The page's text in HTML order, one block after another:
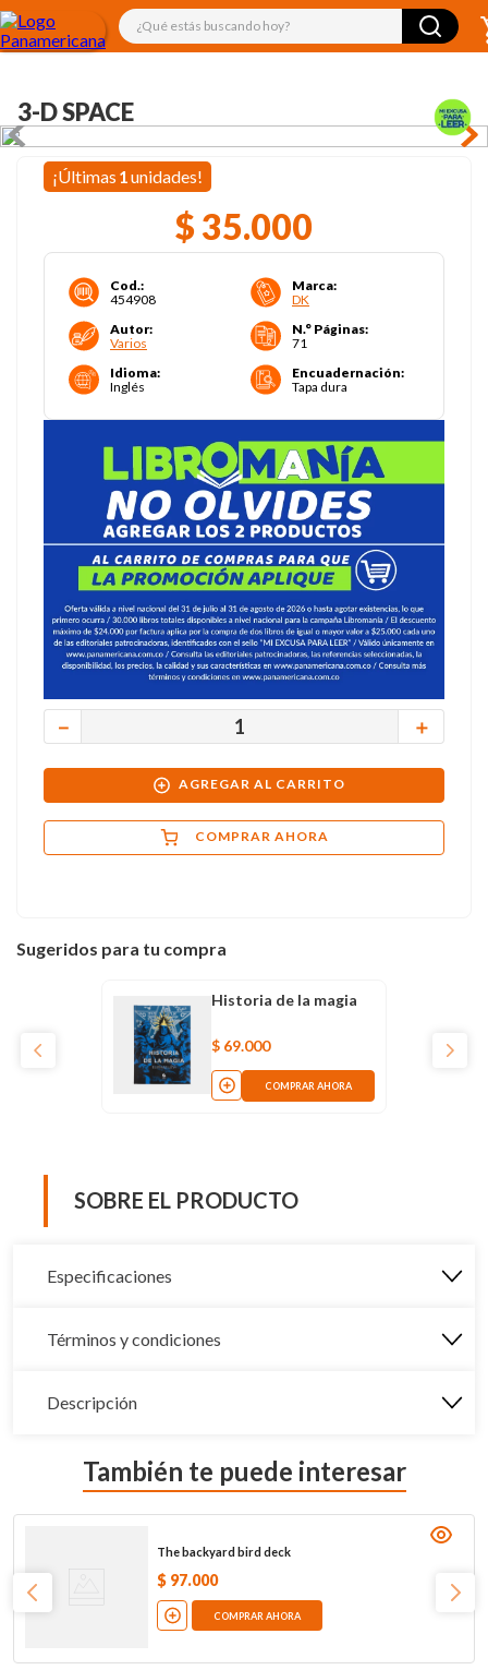
¿Qué estás buscando hoy?
3-D SPACE
¡Últimas 1unidades!
$ 35.000
Cod.:
454908
Marca:
DK
Autor:
Varios
N.° Páginas:
71
Idioma:
Inglés
Encuadernación:
Tapa dura
＋
－
AGREGAR AL CARRITO
COMPRAR AHORA
Sugeridos para tu compra
Historia de la magia
$ 69.000
COMPRAR AHORA
SOBRE EL PRODUCTO
Especificaciones
Términos y condiciones
Descripción
También te puede interesar
The backyard bird deck
$ 97.000
COMPRAR AHORA